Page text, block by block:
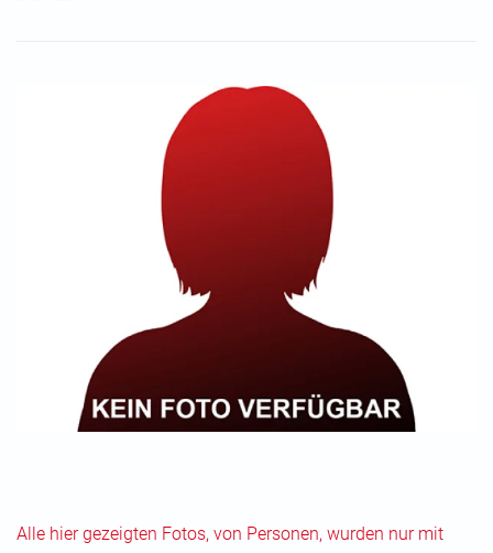
Alle hier gezeigten Fotos, von Personen, wurden nur mit